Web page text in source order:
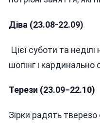
Діва (23.08-22.09)
Цієї суботи та
шопінг і кардинально
Терези (23.09−22.10)
Зірки радять тверезо